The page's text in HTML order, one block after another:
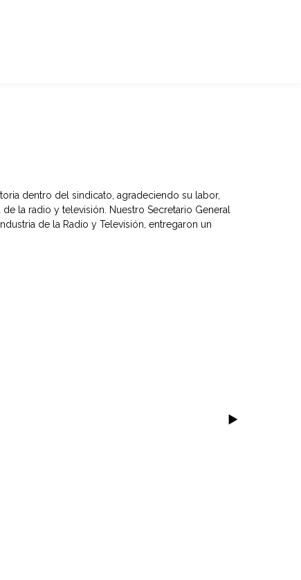
dentro del sindicato, agradeciendo su labor,
la radio y televisión. Nuestro Secretario General
de la Radio y Televisión, entregaron un